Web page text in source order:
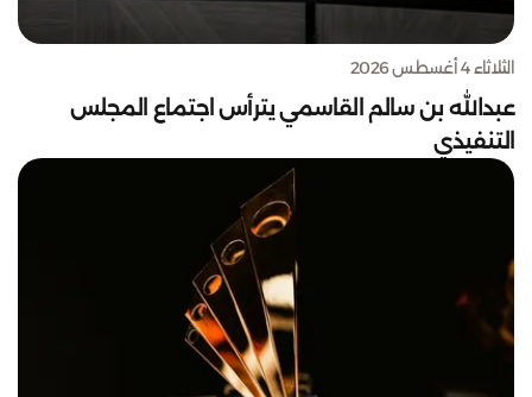
الثلاثاء 4 أغسطس 2026
عبدالله بن سالم القاسمي يترأس اجتماع المجلس
التنفيذي